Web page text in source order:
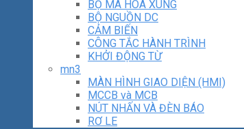
BỘ MÃ HÓA XUNG
BỘ NGUỒN DC
CẢM BIẾN
CÔNG TẮC HÀNH TRÌNH
KHỞI ĐỘNG TỪ
mn3
MÀN HÌNH GIAO DIỆN (HMI)
MCCB và MCB
NÚT NHẤN VÀ ĐÈN BÁO
RƠ LE